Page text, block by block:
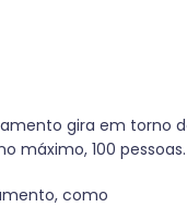
gira em torno
máximo, 100
como